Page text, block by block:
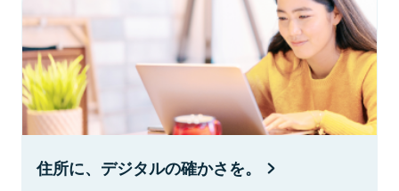
住所に、デジタルの確かさを。